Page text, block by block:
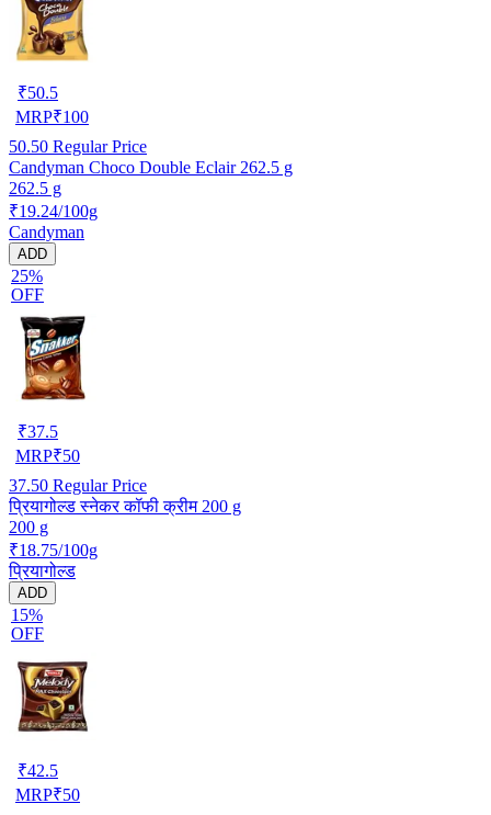
₹50.5
MRP₹100
50.50 Regular Price
Candyman Choco Double Eclair 262.5 g
262.5 g
₹19.24/100g
Candyman
ADD
25%
OFF
₹37.5
MRP₹50
37.50 Regular Price
प्रियागोल्ड स्नेकर कॉफी क्रीम 200 g
200 g
₹18.75/100g
प्रियागोल्ड
ADD
15%
OFF
₹42.5
MRP₹50